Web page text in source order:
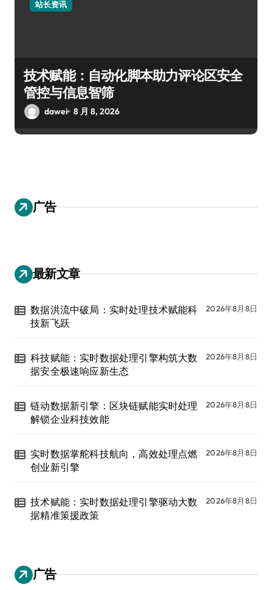
站长资讯
技术赋能：自动化脚本助力评论区安全
管控与信息智筛
dawei 8 月 8, 2026
广告
最新文章
数据洪流中破局：实时处理技术赋能科
技新飞跃
2026年8月8日
科技赋能：实时数据处理引擎构筑大数
据安全极速响应新生态
2026年8月8日
链动数据新引擎：区块链赋能实时处理
解锁企业科技效能
2026年8月8日
实时数据掌舵科技航向，高效处理点燃
创业新引擎
2026年8月8日
技术赋能：实时数据处理引擎驱动大数
据精准策援政策
2026年8月8日
广告